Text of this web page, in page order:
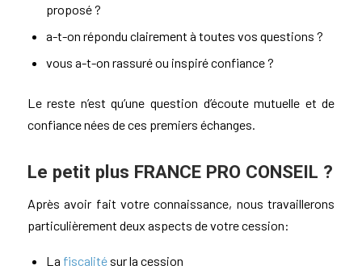
proposé ?
a-t-on répondu clairement à toutes vos questions ?
vous a-t-on rassuré ou inspiré confiance ?
Le reste n’est qu’une question d’écoute mutuelle et de
confiance nées de ces premiers échanges.
Le petit plus FRANCE PRO CONSEIL ?
Après avoir fait votre connaissance, nous travaillerons
particulièrement deux aspects de votre cession:
La fiscalitésur la cession